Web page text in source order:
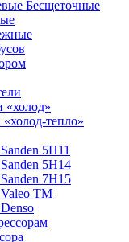
Бесщеточные
«холод»
тепло»
5H11
5H14
7H15
ТМ